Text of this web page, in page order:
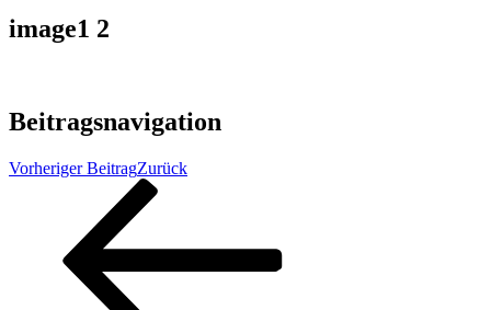
image1 2
Beitragsnavigation
Vorheriger BeitragZurück